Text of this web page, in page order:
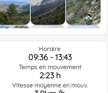
Horaire
09:36 - 13:43
Temps en mouvement
2:23 h
Vitesse moyenne en mouv.